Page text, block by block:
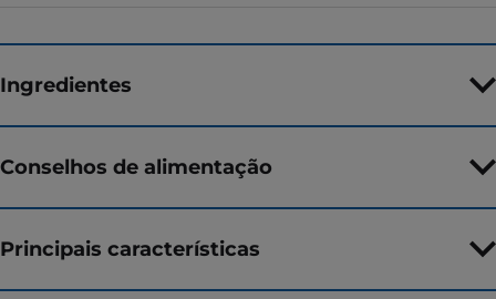
Ingredientes
Conselhos de alimentação
Principais características